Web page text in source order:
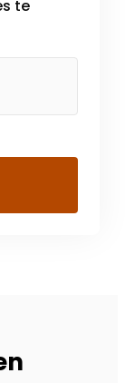
te